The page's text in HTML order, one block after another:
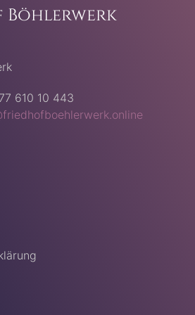
Böhlerwerk
610 10 443